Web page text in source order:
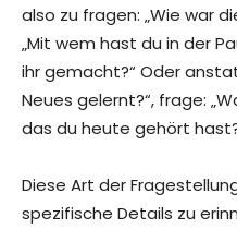
also zu fragen: „Wie war
„Mit wem hast du in der
ihr gemacht?“ Oder
Neues gelernt?“, frage:
das du heute gehört
Diese Art der
spezifische Details zu